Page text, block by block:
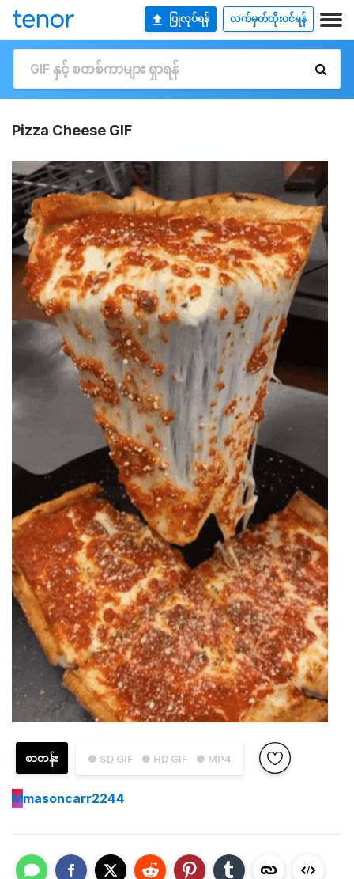
ပြုလုပ်ရန် လက်မှတ်ထိုးဝင်ရန်
Pizza Cheese GIF
● SD GIF ● HD GIF ● MP4
စာတန်း
Mmasoncarr2244